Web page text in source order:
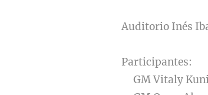
Auditorio Inés
Participantes:
GM Vitaly